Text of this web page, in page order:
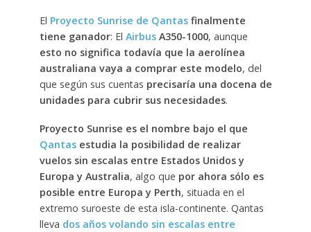
El Proyecto Sunrise de Qantasfinalmente
tiene ganador: El AirbusA350-1000, aunque
esto no significa todavía que la aerolínea
australiana vaya a comprar este modelo, del
que según sus cuentas precisaría una docena de
unidades para cubrir sus necesidades.
Proyecto Sunrise es el nombre bajo el que
Qantasestudia la posibilidad de realizar
vuelos sin escalas entre Estados Unidos y
Europa y Australia, algo que por ahora sólo es
posible entre Europa y Perth, situada en el
extremo suroeste de esta isla-continente. Qantas
lleva dos años volando sin escalas entre